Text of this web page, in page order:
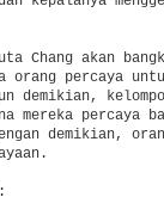
Chang akan
orang percaya
demikian,
mereka percaya
demikian,